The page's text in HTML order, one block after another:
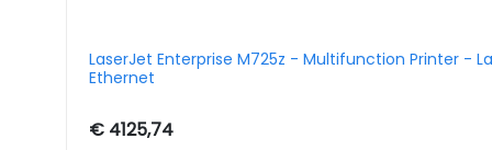
LaserJet Enterprise M725z - Multifunction Printer -
Ethernet
€ 4125,74